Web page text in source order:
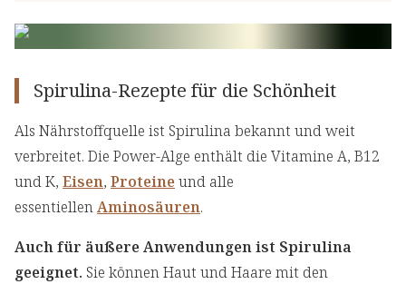
Entlastungs-Bad
Spirulina-Rezepte für die Schönheit
Als Nährstoffquelle ist Spirulina bekannt und weit
verbreitet. Die Power-Alge enthält die Vitamine A, B12
und K, Eisen, Proteineund alle
essentiellenAminosäuren.
Auch für äußere Anwendungen ist Spirulina
geeignet. Sie können Haut und Haare mit den